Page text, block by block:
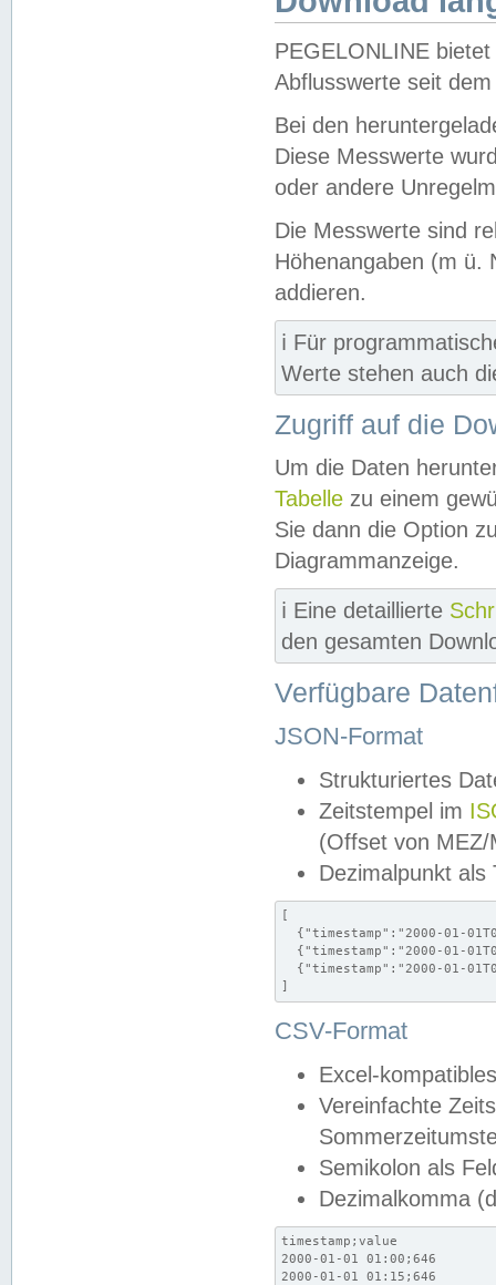
PEGELONLINE
Abflusswerte seit
Bei den
Diese Messwerte
oder andere
Die Messwerte sind
Höhenangaben (m ü.
addieren.
ℹ️ Für
Werte stehen auch
Zugriff auf die
Um die Daten
Tabelle zu einem
Sie dann die Option
Diagrammanzeige.
ℹ️ Eine detaillierte
den gesamten
Verfügbare
JSON-Format
Strukturiertes
Zeitstempel im
(Offset von MEZ/
Dezimalpunkt als
[
{"timestamp":"2000-01-
{"timestamp":"2000-01-
{"timestamp":"2000-01-
]
CSV-Format
Excel-
Vereinfachte
Semikolon als
Dezimalkomma
timestamp;value
2000-01-01 01:00;646
2000-01-01 01:15;646